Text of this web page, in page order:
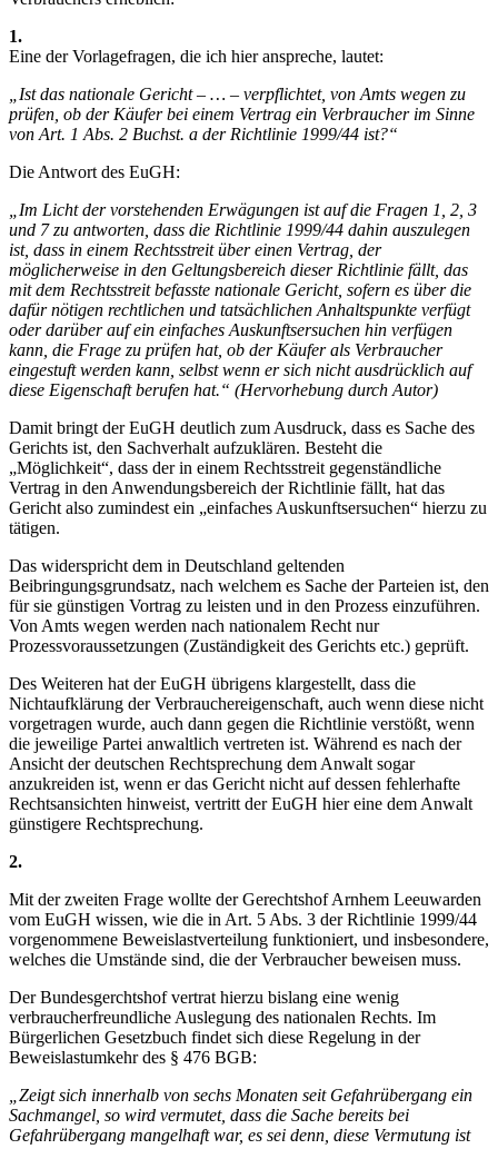
1.
Eine der Vorlagefragen, die ich hier anspreche, lautet:
„Ist das nationale Gericht – … – verpflichtet, von Amts wegen zu
prüfen, ob der Käufer bei einem Vertrag ein Verbraucher im Sinne
von Art. 1 Abs. 2 Buchst. a der Richtlinie 1999/44 ist?“
Die Antwort des EuGH:
„Im Licht der vorstehenden Erwägungen ist auf die Fragen 1, 2, 3
und 7 zu antworten, dass die Richtlinie 1999/44 dahin auszulegen
ist, dass in einem Rechtsstreit über einen Vertrag, der
möglicherweise in den Geltungsbereich dieser Richtlinie fällt, das
mit dem Rechtsstreit befasste nationale Gericht, sofern es über die
dafür nötigen rechtlichen und tatsächlichen Anhaltspunkte verfügt
oder darüber auf ein einfaches Auskunftsersuchen hin verfügen
kann, die Frage zu prüfen hat, ob der Käufer als Verbraucher
eingestuft werden kann, selbst wenn er sich nicht ausdrücklich auf
diese Eigenschaft berufen hat.“ (Hervorhebung durch Autor)
Damit bringt der EuGH deutlich zum Ausdruck, dass es Sache des
Gerichts ist, den Sachverhalt aufzuklären. Besteht die
„Möglichkeit“, dass der in einem Rechtsstreit gegenständliche
Vertrag in den Anwendungsbereich der Richtlinie fällt, hat das
Gericht also zumindest ein „einfaches Auskunftsersuchen“ hierzu zu
tätigen.
Das widerspricht dem in Deutschland geltenden
Beibringungsgrundsatz, nach welchem es Sache der Parteien ist, den
für sie günstigen Vortrag zu leisten und in den Prozess einzuführen.
Von Amts wegen werden nach nationalem Recht nur
Prozessvoraussetzungen (Zuständigkeit des Gerichts etc.) geprüft.
Des Weiteren hat der EuGH übrigens klargestellt, dass die
Nichtaufklärung der Verbrauchereigenschaft, auch wenn diese nicht
vorgetragen wurde, auch dann gegen die Richtlinie verstößt, wenn
die jeweilige Partei anwaltlich vertreten ist. Während es nach der
Ansicht der deutschen Rechtsprechung dem Anwalt sogar
anzukreiden ist, wenn er das Gericht nicht auf dessen fehlerhafte
Rechtsansichten hinweist, vertritt der EuGH hier eine dem Anwalt
günstigere Rechtsprechung.
2.
Mit der zweiten Frage wollte der Gerechtshof Arnhem Leeuwarden
vom EuGH wissen, wie die in Art. 5 Abs. 3 der Richtlinie 1999/44
vorgenommene Beweislastverteilung funktioniert, und insbesondere,
welches die Umstände sind, die der Verbraucher beweisen muss.
Der Bundesgerchtshof vertrat hierzu bislang eine wenig
verbraucherfreundliche Auslegung des nationalen Rechts. Im
Bürgerlichen Gesetzbuch findet sich diese Regelung in der
Beweislastumkehr des § 476 BGB:
„Zeigt sich innerhalb von sechs Monaten seit Gefahrübergang ein
Sachmangel, so wird vermutet, dass die Sache bereits bei
Gefahrübergang mangelhaft war, es sei denn, diese Vermutung ist